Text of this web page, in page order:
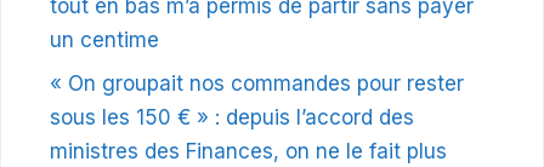
tout en bas m’a permis de partir sans payer
un centime
« On groupait nos commandes pour rester
sous les 150 € » : depuis l’accord des
ministres des Finances, on ne le fait plus